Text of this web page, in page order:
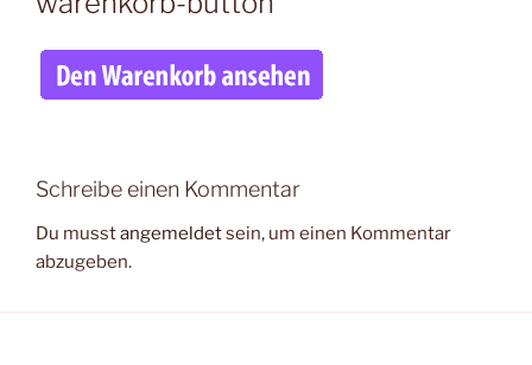
Schreibe einen Kommentar
Du musstangemeldetsein, um einen Kommentar
abzugeben.